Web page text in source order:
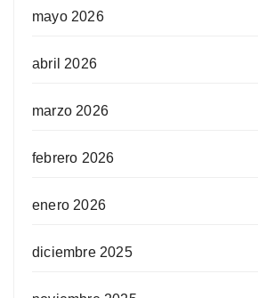
mayo 2026
abril 2026
marzo 2026
febrero 2026
enero 2026
diciembre 2025